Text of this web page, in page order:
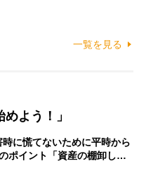
一覧を見る
よう！」
時に慌てないために平時から
ポイント「資産の棚卸し…